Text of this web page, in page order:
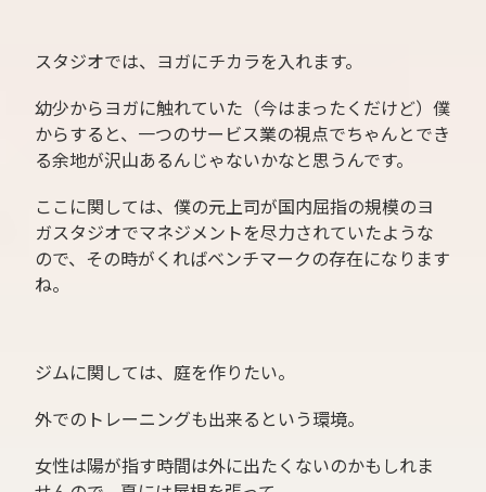
スタジオでは、ヨガにチカラを入れます。
幼少からヨガに触れていた（今はまったくだけど）僕
からすると、一つのサービス業の視点でちゃんとでき
る余地が沢山あるんじゃないかなと思うんです。
ここに関しては、僕の元上司が国内屈指の規模のヨ
ガスタジオでマネジメントを尽力されていたような
ので、その時がくればベンチマークの存在になります
ね。
ジムに関しては、庭を作りたい。
外でのトレーニングも出来るという環境。
女性は陽が指す時間は外に出たくないのかもしれま